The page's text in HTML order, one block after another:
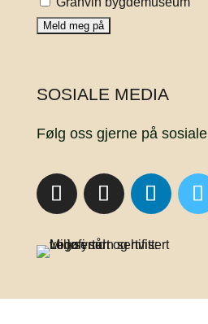
SOSIALE MEDIA
Følg oss gjerne på